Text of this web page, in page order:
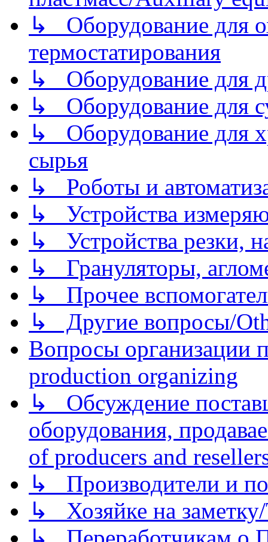
↳ Оборудование для
термостатирования
↳ Оборудование для
↳ Оборудование для
↳ Оборудование для
сырья
↳ Роботы и
↳ Устройства
↳ Устройства резки,
↳ Грануляторы,
↳ Прочее
↳ Другие вопросы/
Вопросы организации
production organizing
↳ Обсуждение
оборудования,
of producers and
↳ Производители и
↳ Хозяйке на